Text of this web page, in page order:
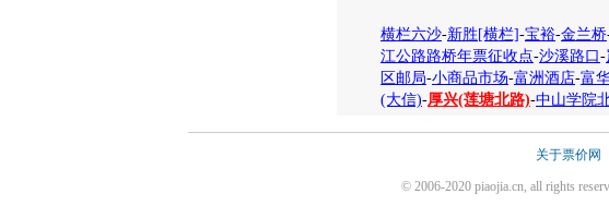
横栏六沙-新胜[横栏]-宝裕-金兰桥
江公路路桥年票征收点-沙溪路口 -
区邮局-小商品市场-富洲酒店-富
(大信)-厚兴(莲塘北路)-中山学院
关于票价网
© 2006-2020 piaojia.cn, all rights